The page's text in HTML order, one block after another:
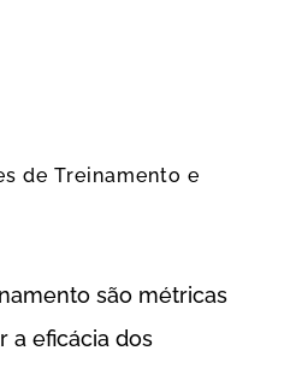
de Treinamento e
são métricas
a eficácia dos